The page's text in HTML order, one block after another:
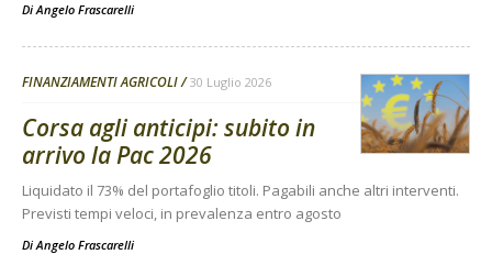
DiAngelo Frascarelli
FINANZIAMENTI AGRICOLI 30 Luglio 2026
Corsa agli anticipi: subito in
arrivo la Pac 2026
Liquidato il 73% del portafoglio titoli. Pagabili anche altri interventi.
Previsti tempi veloci, in prevalenza entro agosto
DiAngelo Frascarelli